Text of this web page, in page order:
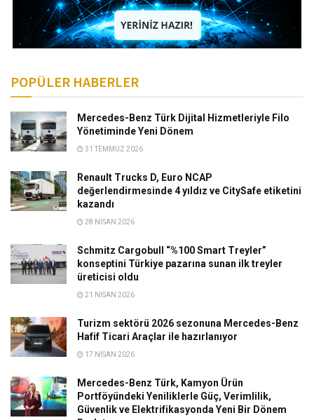
POPÜLER HABERLER
Mercedes-Benz Türk Dijital Hizmetleriyle Filo
Yönetiminde Yeni Dönem
31 TEMMUZ 2026
Renault Trucks D, Euro NCAP
değerlendirmesinde 4 yıldız ve CitySafe etiketini
kazandı
28 NISAN 2026
Schmitz Cargobull “%100 Smart Treyler”
konseptini Türkiye pazarına sunan ilk treyler
üreticisi oldu
21 NISAN 2026
Turizm sektörü 2026 sezonuna Mercedes-Benz
Hafif Ticari Araçlar ile hazırlanıyor
17 NISAN 2026
Mercedes-Benz Türk, Kamyon Ürün
Portföyündeki Yeniliklerle Güç, Verimlilik,
Güvenlik ve Elektrifikasyonda Yeni Bir Dönem